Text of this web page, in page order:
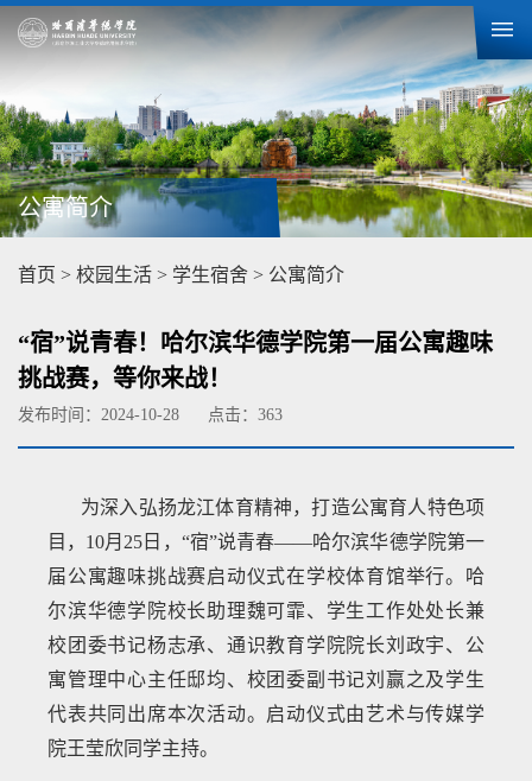
公寓简介
首页 > 校园生活 > 学生宿舍 > 公寓简介
“宿”说青春！哈尔滨华德学院第一届公寓趣味
挑战赛，等你来战！
发布时间：2024-10-28 点击： 363
为深入弘扬龙江体育精神，打造公寓育人特色项
目，10月25日，“宿”说青春——哈尔滨华德学院第一
届公寓趣味挑战赛启动仪式在学校体育馆举行。哈
尔滨华德学院校长助理魏可霏、学生工作处处长兼
校团委书记杨志承、通识教育学院院长刘政宇、公
寓管理中心主任邸均、校团委副书记刘赢之及学生
代表共同出席本次活动。启动仪式由艺术与传媒学
院王莹欣同学主持。